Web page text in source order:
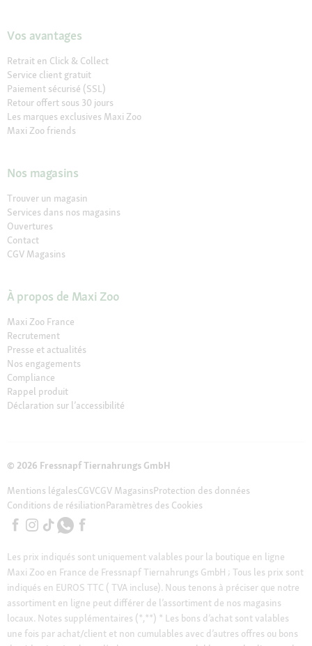
Vos avantages
Retrait en Click & Collect
Service client gratuit
Paiement sécurisé (SSL)
Retour offert sous 30 jours
Les marques exclusives Maxi Zoo
Maxi Zoo friends
Nos magasins
Trouver un magasin
Services dans nos magasins
Ouvertures
Contact
CGV Magasins
À propos de Maxi Zoo
Maxi Zoo France
Recrutement
Presse et actualités
Nos engagements
Compliance
Rappel produit
Déclaration sur l’accessibilité
© 2026 Fressnapf Tiernahrungs GmbH
Mentions légalesCGVCGV MagasinsProtection des données
Conditions de résiliationParamètres des Cookies
Les prix indiqués sont uniquement valables pour la boutique en ligne
Maxi Zoo en France de Fressnapf Tiernahrungs GmbH ; Tous les prix sont
indiqués en EUROS TTC ( TVA incluse). Nous tenons à préciser que notre
assortiment en ligne peut différer de l’assortiment de nos magasins
locaux. Notes supplémentaires (*,**) * Les bons d’achat sont valables
une fois par achat/client et non cumulables avec d’autres offres ou bons